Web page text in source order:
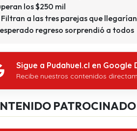
los $250 mil
Filtran a las tres parejas que
regreso sorprendió a todos
Sigue a Pudahuel.cl en Google
Recibe nuestros contenidos
PATROCINADO